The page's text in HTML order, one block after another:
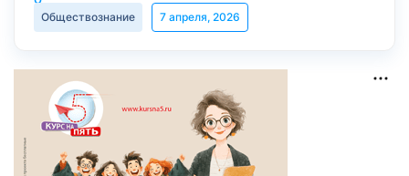
Обществознание 7 апреля, 2026